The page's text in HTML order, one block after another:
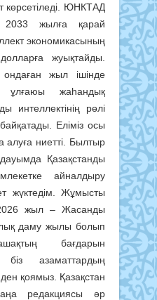
көрсетіледі. ЮНКТАД
жылға қарай
экономикасының
жуықтайды.
ондаған жыл ішінде
жаһандық
интеллектінің рөлі
Еліміз осы
алуға ниетті. Былтыр
Қазақстанды
айналдыру
жүктедім. Жұмысты
2026 жыл – Жасанды
даму жылы болып
бағдарын
азаматтардың
ден қоямыз. Қазақстан
редакциясы әр